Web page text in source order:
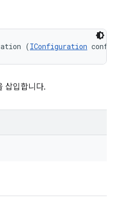
(IConfiguration
삽입합니다.